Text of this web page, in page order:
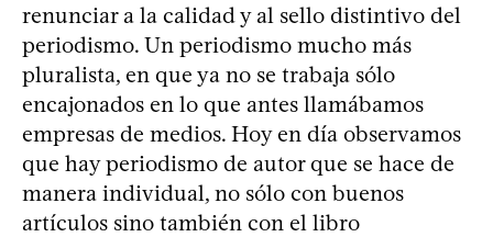
renunciar a la calidad y al sello distintivo del
periodismo. Un periodismo mucho más
pluralista, en que ya no se trabaja sólo
encajonados en lo que antes llamábamos
empresas de medios. Hoy en día observamos
que hay periodismo de autor que se hace de
manera individual, no sólo con buenos
artículos sino también con el libro